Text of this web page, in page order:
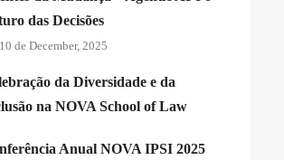
das Decisões
10 de December, 2025
da Diversidade e da
na NOVA School of Law
Anual NOVA IPSI 2025